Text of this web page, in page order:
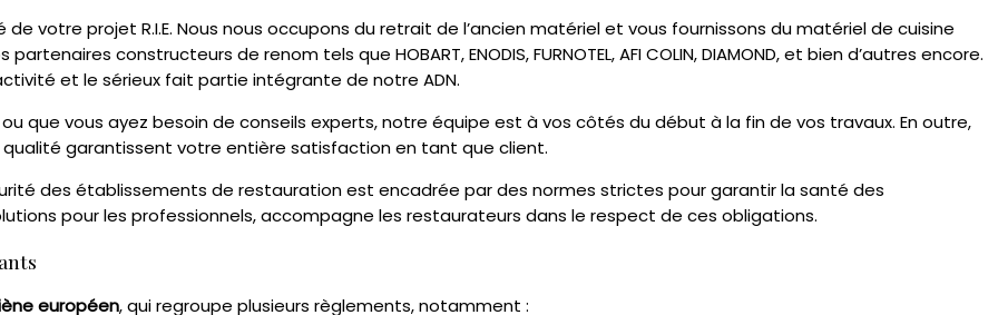
de votre projet R.I.E. Nous nous occupons du retrait de l’ancien matériel et vous fournissons du matériel de cuisine
constructeurs de renom tels que HOBART, ENODIS, FURNOTEL, AFI COLIN, DIAMOND, et bien d’autres encore.
et le sérieux fait partie intégrante de notre ADN.
que vous ayez besoin de conseils experts, notre équipe est à vos côtés du début à la fin de vos travaux. En outre,
garantissent votre entière satisfaction en tant que client.
des établissements de restauration est encadrée par des normes strictes pour garantir la santé des
pour les professionnels, accompagne les restaurateurs dans le respect de ces obligations.
européen, qui regroupe plusieurs règlements, notamment :